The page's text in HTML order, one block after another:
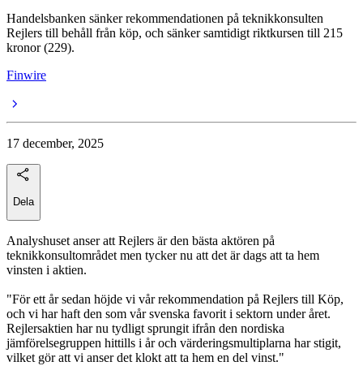
Handelsbanken sänker rekommendationen på teknikkonsulten
Rejlers till behåll från köp, och sänker samtidigt riktkursen till 215
kronor (229).
Finwire
17 december, 2025
Dela
Analyshuset anser att Rejlers är den bästa aktören på
teknikkonsultområdet men tycker nu att det är dags att ta hem
vinsten i aktien.
"För ett år sedan höjde vi vår rekommendation på Rejlers till Köp,
och vi har haft den som vår svenska favorit i sektorn under året.
Rejlersaktien har nu tydligt sprungit ifrån den nordiska
jämförelsegruppen hittills i år och värderingsmultiplarna har stigit,
vilket gör att vi anser det klokt att ta hem en del vinst."